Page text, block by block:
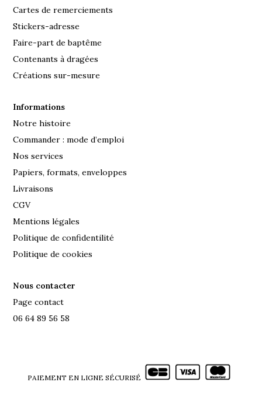
Cartes de remerciements
Stickers-adresse
Faire-part de baptême
Contenants à dragées
Créations sur-mesure
Informations
Notre histoire
Commander : mode d’emploi
Nos services
Papiers, formats, enveloppes
Livraisons
CGV
Mentions légales
Politique de confidentilité
Politique de cookies
Nous contacter
Page contact
06 64 89 56 58
PAIEMENT EN LIGNE SÉCURISÉ